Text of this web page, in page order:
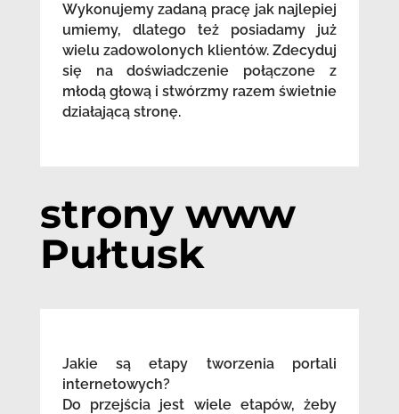
Wykonujemy zadaną pracę jak najlepiej
umiemy, dlatego też posiadamy już
wielu zadowolonych klientów. Zdecyduj
się na doświadczenie połączone z
młodą głową i stwórzmy razem świetnie
działającą stronę.
strony www
Pułtusk
Jakie są etapy tworzenia portali
internetowych?
Do przejścia jest wiele etapów, żeby